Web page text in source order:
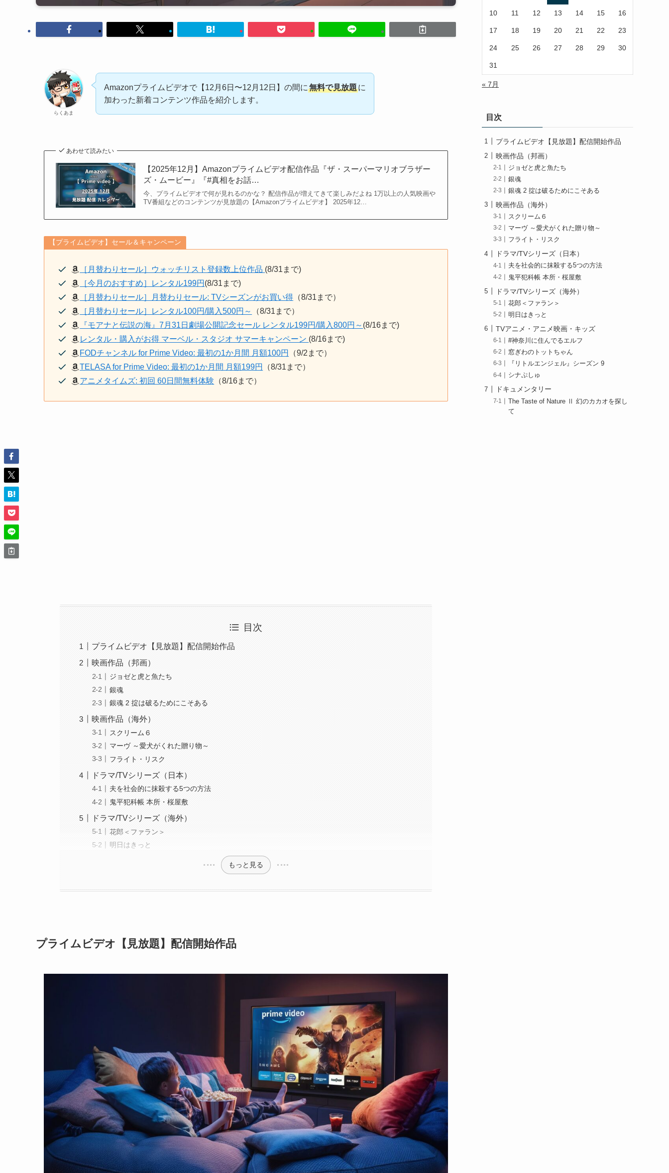
らくあま
Amazonプライムビデオで【12月6日〜12月12日】の間に 無料で見放題に
加わった新着コンテンツ作品を紹介します。
あわせて読みたい
【2025年12月】Amazonプライムビデオ配信作品『ザ・スーパーマリオブラザー
ズ・ムービー』『#真相をお話…
今、プライムビデオで何が見れるのかな？ 配信作品が増えてきて楽しみだよね 1万以上の人気映画や
TV番組などのコンテンツが見放題の【Amazonプライムビデオ】 2025年12…
【プライムビデオ】セール＆キャンペーン
［月替わりセール］ウォッチリスト登録数上位作品 (8/31まで)
［今月のおすすめ］レンタル199円 (8/31まで)
［月替わりセール］月替わりセール: TVシーズンがお買い得 （8/31まで）
［月替わりセール］レンタル100円/購入500円～
（8/31まで）
『モアナと伝説の海』7月31日劇場公開記念セール レンタル199円/購入800円～ (8/16まで)
レンタル・購入がお得 マーベル・スタジオ サマーキャンペーン (8/16まで)
FODチャンネル for Prime Video: 最初の1か月間 月額100円
（9/2まで）
TELASA for Prime Video: 最初の1か月間 月額199円
（8/31まで）
アニメタイムズ: 初回 60日間無料体験 （8/16まで）
目次
プライムビデオ【見放題】配信開始作品
映画作品（邦画）
ジョゼと虎と魚たち
銀魂
銀魂 2 掟は破るためにこそある
映画作品（海外）
スクリーム６
マーヴ ～愛犬がくれた贈り物～
フライト・リスク
ドラマ/TVシリーズ（日本）
夫を社会的に抹殺する5つの方法
鬼平犯科帳 本所・桜屋敷
ドラマ/TVシリーズ（海外）
花郎＜ファラン＞
明日はきっと
もっと見る
プライムビデオ【見放題】配信開始作品
10 11 12 13 14 15 16
17 18 19 20 21 22 23
24 25 26 27 28 29 30
31
« 7月
目次
プライムビデオ【見放題】配信開始作品
映画作品（邦画）
ジョゼと虎と魚たち
銀魂
銀魂 2 掟は破るためにこそある
映画作品（海外）
スクリーム６
マーヴ ～愛犬がくれた贈り物～
フライト・リスク
ドラマ/TVシリーズ（日本）
夫を社会的に抹殺する5つの方法
鬼平犯科帳 本所・桜屋敷
ドラマ/TVシリーズ（海外）
花郎＜ファラン＞
明日はきっと
TVアニメ・アニメ映画・キッズ
#神奈川に住んでるエルフ
窓ぎわのトットちゃん
『リトルエンジェル』シーズン 9
シナぷしゅ
ドキュメンタリー
The Taste of Nature Ⅱ 幻のカカオを探し
て